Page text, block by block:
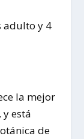
adulto y 4
la mejor
está
de